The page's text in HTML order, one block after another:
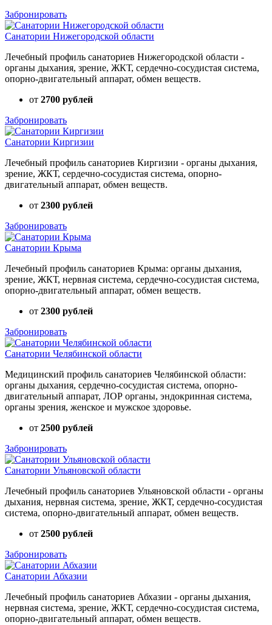
Забронировать
Санатории Нижегородской области
Лечебный профиль санаториев Нижегородской области -
органы дыхания, зрение, ЖКТ, сердечно-сосудистая система,
опорно-двигательный аппарат, обмен веществ.
от 2700 рублей
Забронировать
Санатории Киргизии
Лечебный профиль санаториев Киргизии - органы дыхания,
зрение, ЖКТ, сердечно-сосудистая система, опорно-
двигательный аппарат, обмен веществ.
от 2300 рублей
Забронировать
Санатории Крыма
Лечебный профиль санаториев Крыма: органы дыхания,
зрение, ЖКТ, нервная система, сердечно-сосудистая система,
опорно-двигательный аппарат, обмен веществ.
от 2300 рублей
Забронировать
Санатории Челябинской области
Медицинский профиль санаториев Челябинской области:
органы дыхания, сердечно-сосудистая система, опорно-
двигательный аппарат, ЛОР органы, эндокринная система,
органы зрения, женское и мужское здоровье.
от 2500 рублей
Забронировать
Санатории Ульяновской области
Лечебный профиль санаториев Ульяновской области - органы
дыхания, нервная система, зрение, ЖКТ, сердечно-сосудистая
система, опорно-двигательный аппарат, обмен веществ.
от 2500 рублей
Забронировать
Санатории Абхазии
Лечебный профиль санаториев Абхазии - органы дыхания,
нервная система, зрение, ЖКТ, сердечно-сосудистая система,
опорно-двигательный аппарат, обмен веществ.